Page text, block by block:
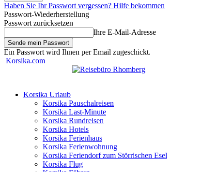
Haben Sie Ihr Passwort vergessen? Hilfe bekommen
Passwort-Wiederherstellung
Passwort zurücksetzen
Ihre E-Mail-Adresse
Ein Passwort wird Ihnen per Email zugeschickt.
Korsika.com
Korsika Urlaub
Korsika Pauschalreisen
Korsika Last-Minute
Korsika Rundreisen
Korsika Hotels
Korsika Ferienhaus
Korsika Ferienwohnung
Korsika Feriendorf zum Störrischen Esel
Korsika Flug